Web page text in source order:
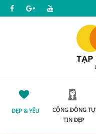
ĐẸP & YÊU
CỘNG ĐỒNG TỰ
TIN ĐẸP